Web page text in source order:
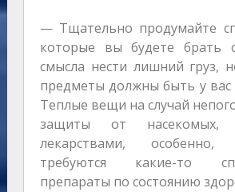
— Тщательно продумайте
которые вы будете брать
смысла нести лишний груз,
предметы должны быть у вас
Теплые вещи на случай
защиты от насекомых,
лекарствами,
требуются какие-то
препараты по состоянию